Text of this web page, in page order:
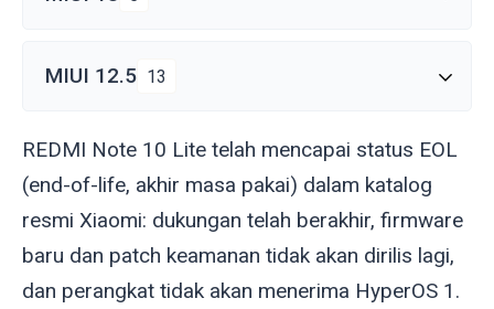
MIUI 12.5 13
REDMI Note 10 Lite telah mencapai status EOL
(end-of-life, akhir masa pakai) dalam katalog
resmi Xiaomi: dukungan telah berakhir, firmware
baru dan patch keamanan tidak akan dirilis lagi,
dan perangkat tidak akan menerima HyperOS 1.